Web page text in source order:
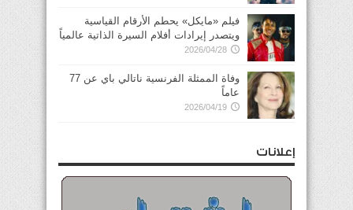
فيلم «مايكل» يحطم الأرقام القياسية
ويتصدر إيرادات أفلام السيرة الذاتية عالمياً
2026/04/28
وفاة الممثلة الفرنسية ناتالي باي عن 77
عاماً
2026/04/19
إعلانات